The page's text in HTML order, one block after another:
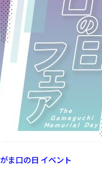
がま口の日 イベント